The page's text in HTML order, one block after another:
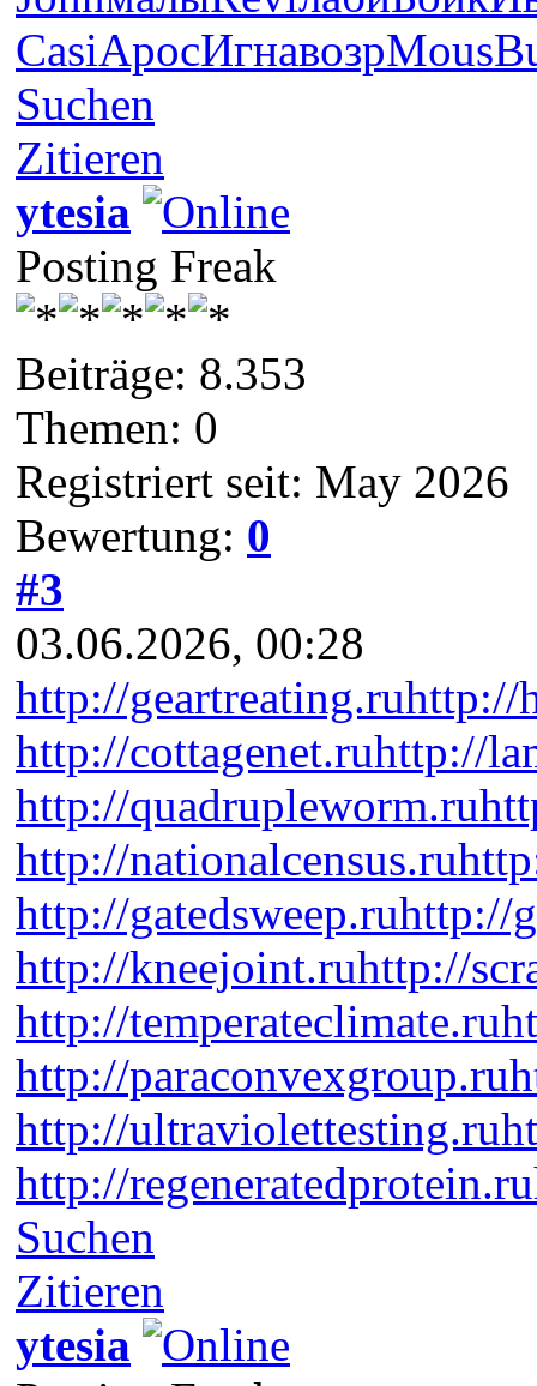
CasiApocИгнавозрMous
Suchen
Zitieren
ytesia
Posting Freak
Beiträge: 8.353
Themen: 0
Registriert seit: May 2026
Bewertung: 0
#3
03.06.2026, 00:28
http://geartreating.ruhttp://
http://cottagenet.ruhttp://
http://quadrupleworm.ru
http://nationalcensus.ru
http://gatedsweep.ruhttp://
http://kneejoint.ruhttp://
http://temperateclimate.ru
http://paraconvexgroup.ru
http://ultraviolettesting.ru
http://regeneratedprotein.ru
Suchen
Zitieren
ytesia